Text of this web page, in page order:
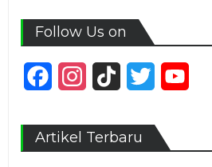
Follow Us on
FacebookInstagram
TikTok Twitter
Artikel Terbaru